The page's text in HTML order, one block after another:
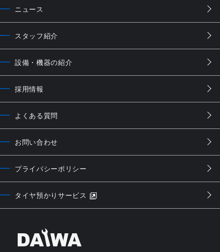
ニュース
スタッフ紹介
設備・機器の紹介
採用情報
よくある質問
お問い合わせ
プライバシーポリシー
タイヤ預かりサービス